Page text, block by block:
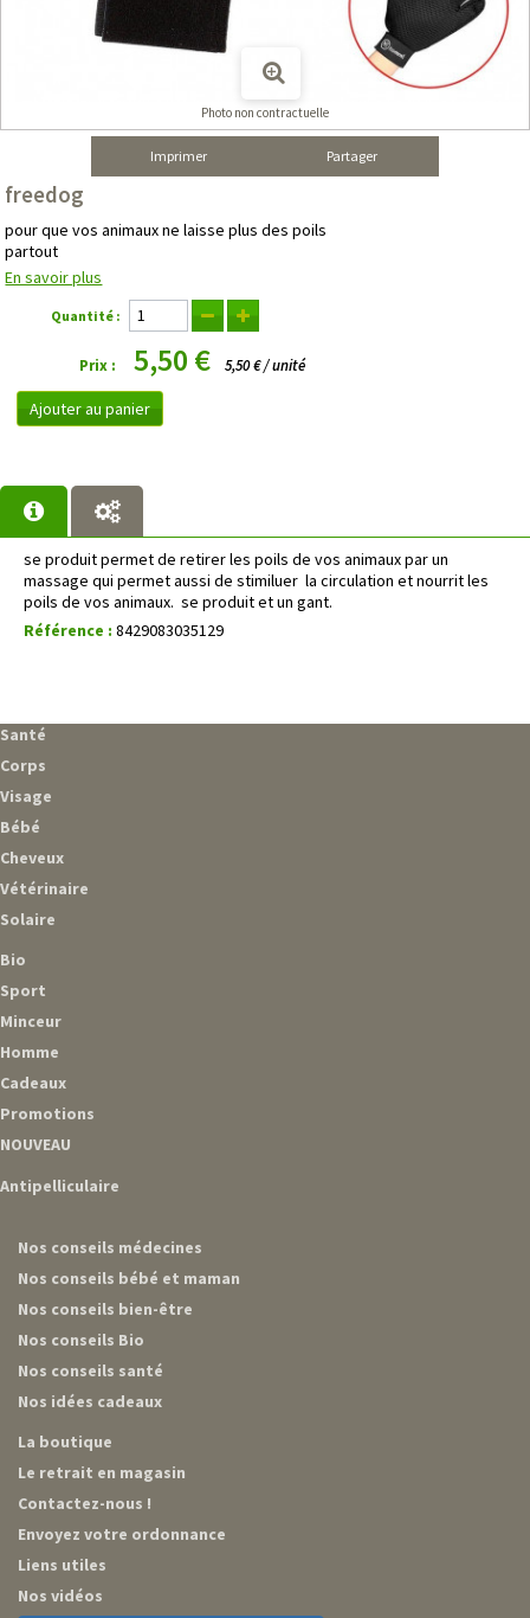
Photo non contractuelle
Imprimer Partager
freedog
pour que vos animaux ne laisse plus des poils
partout
En savoir plus
Quantité :
Prix : 5,50 € 5,50 € / unité
Ajouter au panier
se produit permet de retirer les poils de vos animaux par un
massage qui permet aussi de stimiluer la circulation et nourrit les
poils de vos animaux. se produit et un gant.
Référence : 8429083035129
Santé
Corps
Visage
Bébé
Cheveux
Vétérinaire
Solaire
Bio
Sport
Minceur
Homme
Cadeaux
Promotions
NOUVEAU
Antipelliculaire
Nos conseils médecines
Nos conseils bébé et maman
Nos conseils bien-être
Nos conseils Bio
Nos conseils santé
Nos idées cadeaux
La boutique
Le retrait en magasin
Contactez-nous !
Envoyez votre ordonnance
Liens utiles
Nos vidéos